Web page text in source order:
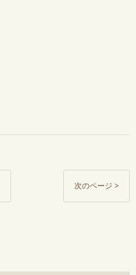
次のページ >